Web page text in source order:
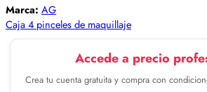
Marca: AG
Caja 4 pinceles de maquillaje
Accede a precio
Crea tu cuenta gratuita y compra con